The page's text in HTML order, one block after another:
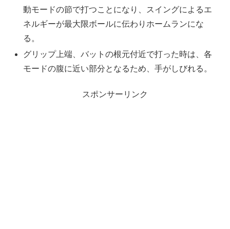
動モードの節で打つことになり、スイングによるエ
ネルギーが最大限ボールに伝わりホームランにな
る。
グリップ上端、バットの根元付近で打った時は、各
モードの腹に近い部分となるため、手がしびれる。
スポンサーリンク